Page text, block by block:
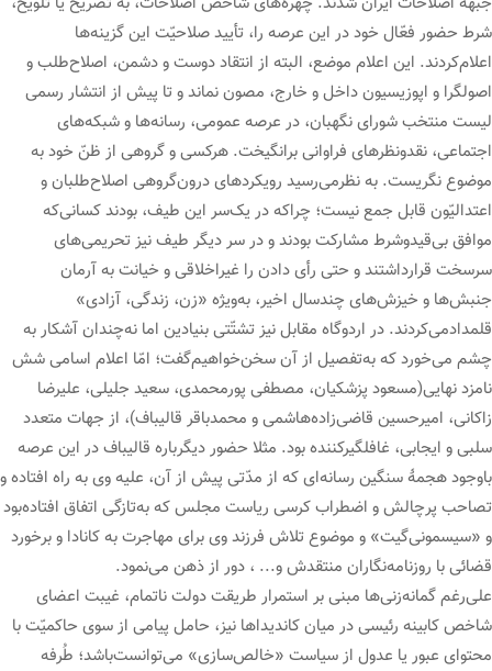
شرط حضور فعّال خود در این عرصه را، تأیید صلاحیّت این گزینه‌ها
اعلام‌کردند. این اعلام موضع، البته از انتقاد دوست و دشمن، اصلاح‌طلب و
اصولگرا و اپوزیسیون داخل و خارج، مصون نماند و تا پیش از انتشار رسمی
لیست منتخب شورای نگهبان، در عرصه عمومی، رسانه‌ها و شبکه‌های
اجتماعی، نقدونظرهای فراوانی برانگیخت. هرکسی و گروهی از ظنّ خود به
موضوع نگریست. به نظرمی‌رسید رویکردهای درون‌گروهی اصلاح‌طلبان و
اعتدالیّون قابل جمع نیست؛ چراکه در یک‌سر این طیف، بودند کسانی‌که
موافق بی‌قیدوشرط مشارکت بودند و در سر دیگر طیف نیز تحریمی‌های
سرسخت قرارداشتند و حتی رأی دادن را غیراخلاقی و خیانت به آرمان‌
جنبش‌ها و خیزش‌های چندسال اخیر، به‌ویژه «زن، زندگی، آزادی»
قلمدادمی‌کردند. در اردوگاه مقابل نیز تشتّتی بنیادین اما نه‌چندان آشکار به
چشم می‌خورد که به‌تفصیل از آن سخن‌خواهیم‌گفت؛ امّا اعلام اسامی شش
نامزد نهایی(مسعود پزشکیان، مصطفی پورمحمدی، سعید جلیلی، علیرضا
زاکانی، امیرحسین قاضی‌زاده‌هاشمی و محمدباقر قالیباف)، از جهات متعدد
سلبی و ایجابی، غافلگیرکننده بود. مثلا حضور دیگرباره قالیباف در این عرصه
باوجود هجمۀ سنگین رسانه‌ای که از مدّتی پیش از آن، علیه وی به راه افتاده‌ و
تصاحب پرچالش و اضطراب کرسی ریاست مجلس که به‌تازگی اتفاق افتاده‌بود
و «سیسمونی‌گیت» و موضوع تلاش فرزند وی برای مهاجرت به کانادا و برخورد
قضائی با روزنامه‌نگاران منتقدش و... ، دور از ذهن می‌نمود.
علی‌رغم گمانه‌زنی‌ها مبنی بر استمرار طریقت دولت ناتمام، غیبت اعضای
شاخص کابینه رئیسی در میان کاندیداها نیز، حامل پیامی از سوی حاکمیّت با
محتوای عبور یا عدول از سیاست «خالص‌سازی» می‌توانست‌باشد؛ طُرفه